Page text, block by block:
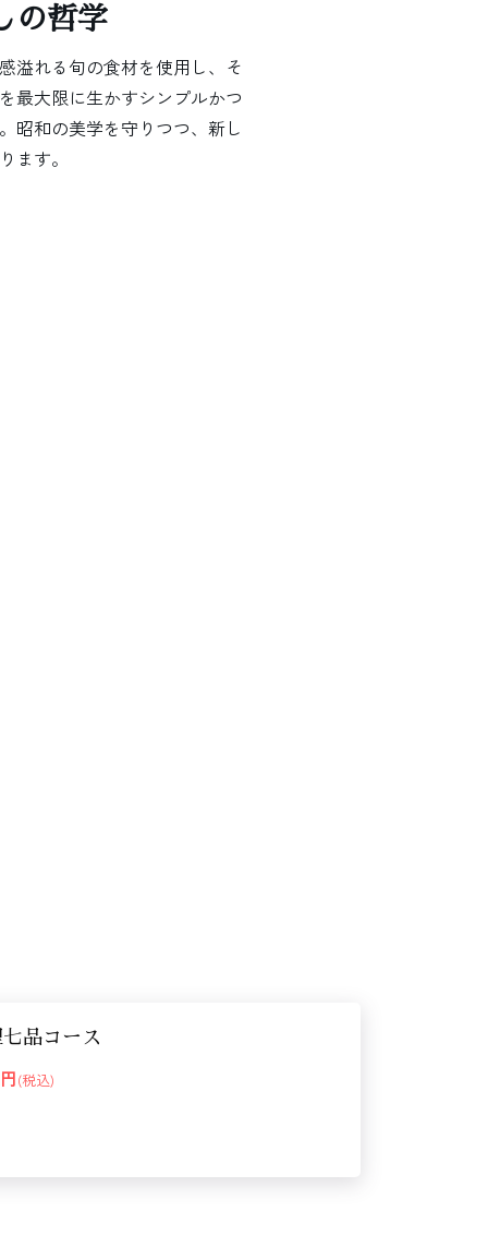
の哲学
溢れる旬の食材を使用し、そ
最大限に生かすシンプルかつ
昭和の美学を守りつつ、新し
ます。
品コース
(税込)